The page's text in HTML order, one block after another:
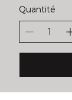
Quantité